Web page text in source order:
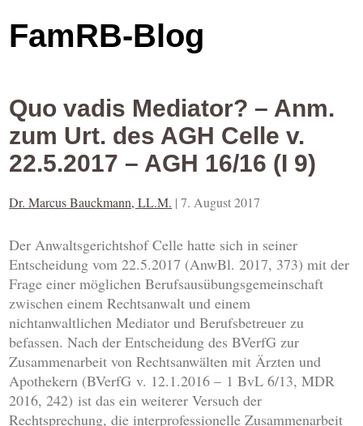
FamRB-Blog
Quo vadis Mediator? – Anm.
zum Urt. des AGH Celle v.
22.5.2017 – AGH 16/16 (I 9)
Dr. Marcus Bauckmann, LL.M. |7. August 2017
Der Anwaltsgerichtshof Celle hatte sich in seiner
Entscheidung vom 22.5.2017 (AnwBl. 2017, 373) mit der
Frage einer möglichen Berufsausübungsgemeinschaft
zwischen einem Rechtsanwalt und einem
nichtanwaltlichen Mediator und Berufsbetreuer zu
befassen. Nach der Entscheidung des BVerfG zur
Zusammenarbeit von Rechtsanwälten mit Ärzten und
Apothekern (BVerfG v. 12.1.2016 – 1 BvL 6/13, MDR
2016, 242) ist das ein weiterer Versuch der
Rechtsprechung, die interprofessionelle Zusammenarbeit